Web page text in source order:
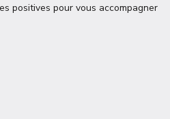
positives pour vous accompagner